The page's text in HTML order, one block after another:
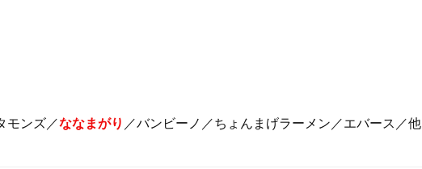
モンズ／ななまがり ／バンビーノ／ちょんまげラーメン／エバース／他